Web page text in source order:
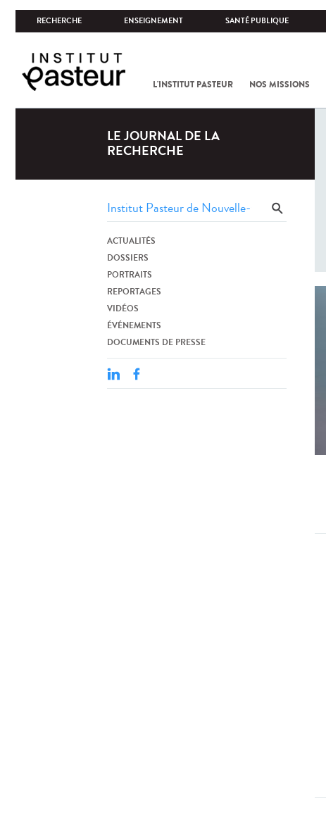
RECHERCHE ENSEIGNEMENT SANTÉ PUBLIQUE
L'INSTITUT PASTEUR NOS MISSIONS
LE JOURNAL DE LA
RECHERCHE
ACTUALITÉS
DOSSIERS
PORTRAITS
REPORTAGES
VIDÉOS
ÉVÉNEMENTS
DOCUMENTS DE PRESSE